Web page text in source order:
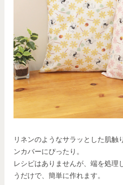
リネンのようなサラッとした肌触
ンカバーにぴったり。
レシピはありませんが、端を処理
うだけで、簡単に作れます。